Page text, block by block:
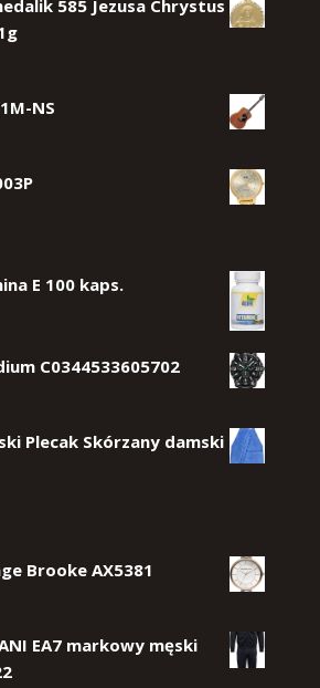
585 Jezusa Chrystus
NS
E 100 kaps.
C0344533605702
Plecak Skórzany damski
Brooke AX5381
EA7 markowy męski